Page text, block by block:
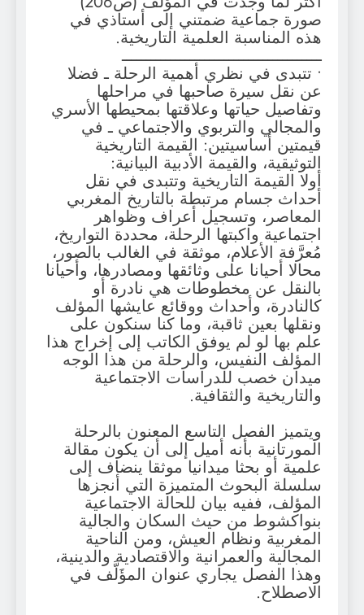
صورة جماعية ضمتني إلى أستاذي في
هذه المناسبة العلمية التاريخية.
ـــــــــــــــــــــــــــــــــــــــــ
• تتبدى في نظري أهمية الرحلة ـ فضلا
عن نقل سيرة صاحبها في مراحلها
وتفاصيل حياتها وعلاقتها بمحيطها الأسري
والمجالي والتربوي والاجتماعي ـ في
قيمتين أساسيتين: القيمة التاريخية
التوثيقية، والقيمة الأدبية البيانية:
أولا القيمة التاريخية وتتبدى في نقل
أحداث جسام مرتبطة بالتاريخ المغربي
المعاصر، وتسجيل أعراف وظواهر
اجتماعية واكبتها الرحلة، محددة التواريخ،
مُعرَّفة الأعلام، موثقة في الغالب بالصور،
محالا أحيانا على وثائقها ومصادرها، وأحيانا
بالنقل عن مخطوطات هي نادرة أو
كالنادرة، وأحداث ووقائع عايشها المؤلف
ونقلها بعين ثاقبة، وما كنا سنكون على
علم بها لو لم يوفق الكاتب إلى إخراج هذا
المؤلف النفيس، والرحلة من هذا الوجه
ميدان خصب للدراسات الاجتماعية
والتاريخية والثقافية.
ويتميز الفصل التاسع المعنون بالرحلة
المورتانية بأنه أميل إلى أن يكون مقالة
علمية أو بحثا ميدانيا موثقا ينضاف إلى
سلسلة البحوث المتميزة التي أنجزها
المؤلف، ففيه بيان للحالة الاجتماعية
بنواكشوط من حيث السكان والجالية
المغربية ونظام العيش، ومن الناحية
المجالية والعمرانية والاقتصادية والدينية،
وهذا الفصل يجاري عنوان المؤَلَّف في
الاصطلاح.